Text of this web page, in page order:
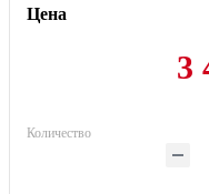
Цена
3
Количество